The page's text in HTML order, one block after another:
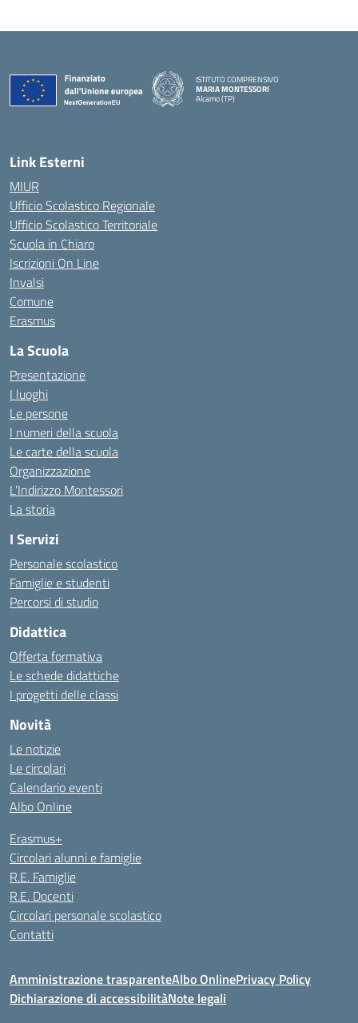
ISTITUTO COMPRENSIVO
MARIA MONTESSORI
Alcamo (TP)
Link Esterni
MIUR
Ufficio Scolastico Regionale
Ufficio Scolastico Territoriale
Scuola in Chiaro
Iscrizioni On Line
Invalsi
Comune
Erasmus
La Scuola
Presentazione
I luoghi
Le persone
I numeri della scuola
Le carte della scuola
Organizzazione
L’Indirizzo Montessori
La storia
I Servizi
Personale scolastico
Famiglie e studenti
Percorsi di studio
Didattica
Offerta formativa
Le schede didattiche
I progetti delle classi
Novità
Le notizie
Le circolari
Calendario eventi
Albo Online
Erasmus+
Circolari alunni e famiglie
R.E. Famiglie
R.E. Docenti
Circolari personale scolastico
Contatti
Amministrazione trasparenteAlbo OnlinePrivacy Policy
Dichiarazione di accessibilitàNote legali